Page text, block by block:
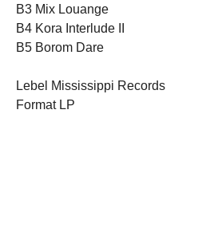
B3 Mix Louange
B4 Kora Interlude II
B5 Borom Dare
Lebel Mississippi Records
Format LP